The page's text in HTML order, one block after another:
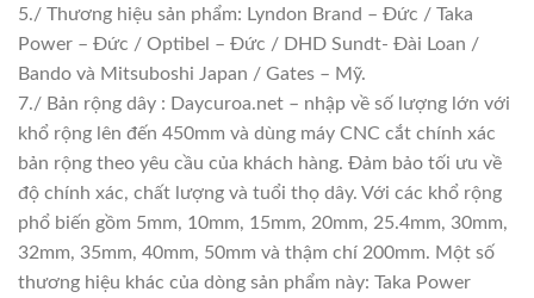
5./ Thương hiệu sản phẩm: Lyndon Brand – Đức / Taka
Power – Đức / Optibel – Đức / DHD Sundt- Đài Loan /
Bando và Mitsuboshi Japan / Gates – Mỹ.
7./ Bản rộng dây : Daycuroa.net – nhập về số lượng lớn với
khổ rộng lên đến 450mm và dùng máy CNC cắt chính xác
bản rộng theo yêu cầu của khách hàng. Đảm bảo tối ưu về
độ chính xác, chất lượng và tuổi thọ dây. Với các khổ rộng
phổ biến gồm 5mm, 10mm, 15mm, 20mm, 25.4mm, 30mm,
32mm, 35mm, 40mm, 50mm và thậm chí 200mm. Một số
thương hiệu khác của dòng sản phẩm này: Taka Power